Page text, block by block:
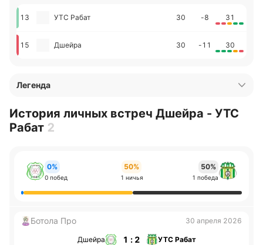
13 УТС Рабат 30 -8 31
15 Дшейра 30 -11 30
Легенда
История личных встреч Дшейра - УТС
Рабат 2
0%
0 побед
50%
1 ничья
50%
1 победа
Ботола Про 30 апреля 2026
Дшейра 1 : 2 УТС Рабат